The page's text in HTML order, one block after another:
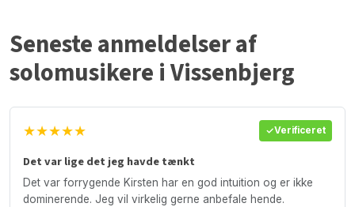
Seneste anmeldelser af
solomusikere i Vissenbjerg
★★★★★ Verificeret
Det var lige det jeg havde tænkt
Det var forrygende Kirsten har en god intuition og er ikke
dominerende. Jeg vil virkelig gerne anbefale hende.